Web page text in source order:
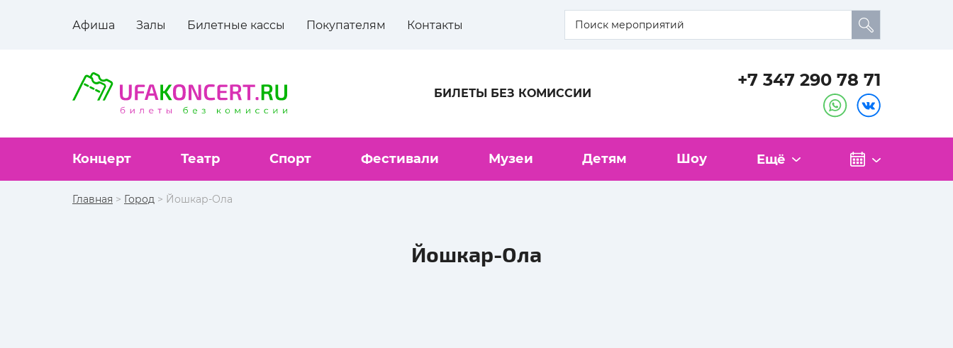
Афиша Залы Билетные кассы Покупателям Контакты
БИЛЕТЫ БЕЗ КОМИССИИ
+7 347 290 78 71
Концерт Театр Спорт Фестивали Музеи Детям Шоу Ещё
Главная > Город > Йошкар-Ола
Йошкар-Ола